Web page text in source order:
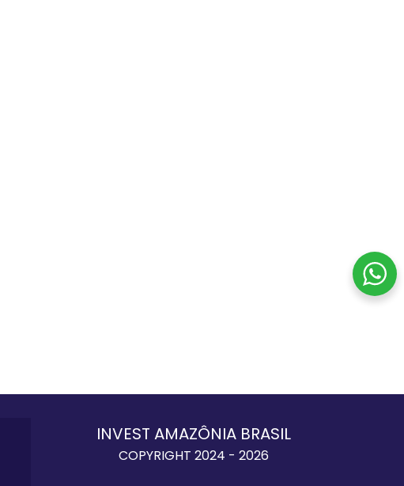
INVEST AMAZÔNIA BRASIL
COPYRIGHT 2024 - 2026